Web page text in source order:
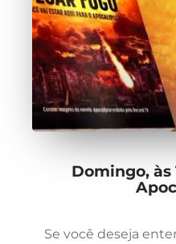
Domingo, às
Se você deseja